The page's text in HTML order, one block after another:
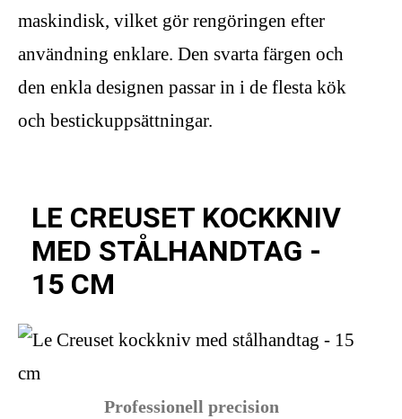
maskindisk, vilket gör rengöringen efter
användning enklare. Den svarta färgen och
den enkla designen passar in i de flesta kök
och bestickuppsättningar.
Professionell precision
LE CREUSET KOCKKNIV
MED STÅLHANDTAG -
15 CM